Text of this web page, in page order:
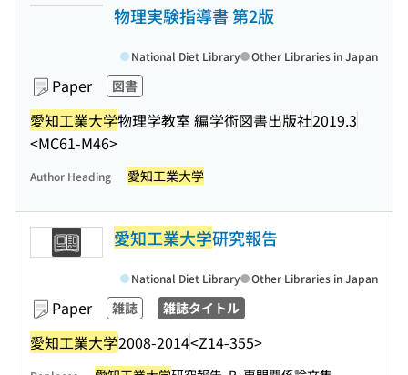
物理実験指導書 第2版
Paper 図書
愛知工業大学物理学教室 編学術図書出版社2019.3
<MC61-M46>
National Diet Library Other Libraries in Japan
Author Heading 愛知工業大学
愛知工業大学研究報告
Paper 雑誌 雑誌タイトル
愛知工業大学2008-2014<Z14-355>
National Diet Library Other Libraries in Japan